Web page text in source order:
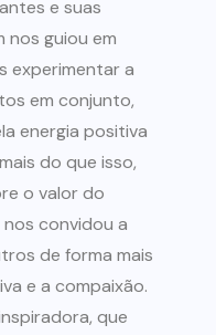
e suas
nos guiou em
experimentar a
em conjunto,
energia positiva
do que isso,
o valor do
convidou a
de forma mais
e a compaixão.
que